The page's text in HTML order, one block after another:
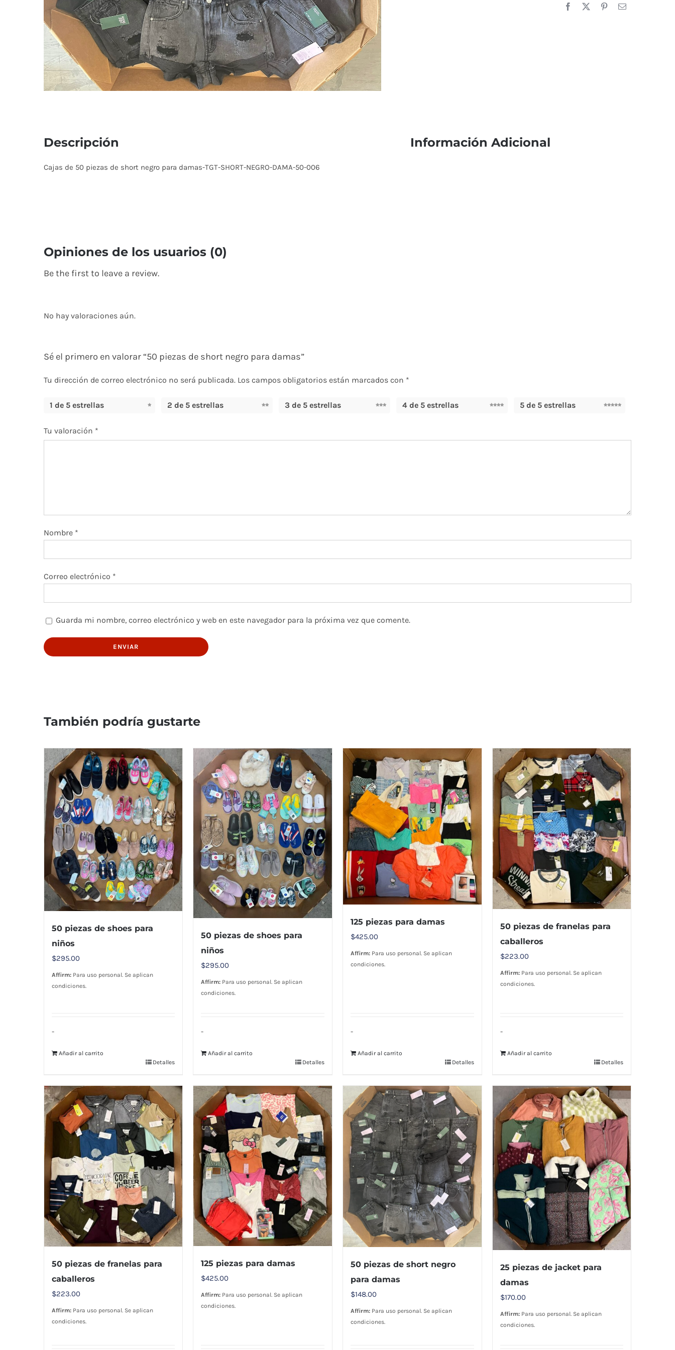
Descripción
Cajas de 50 piezas de short negro para damas-TGT-SHORT-NEGRO-DAMA-50-006
Información Adicional
Opiniones de los usuarios (0)
Be the first to leave a review.
No hay valoraciones aún.
Sé el primero en valorar “50 piezas de short negro para damas”
Tu dirección de correo electrónico no será publicada. Los campos obligatorios están marcados con *
1 de 5 estrellas 2 de 5 estrellas 3 de 5 estrellas 4 de 5 estrellas 5 de 5 estrellas
Tu valoración *
Nombre *
Correo electrónico *
Guarda mi nombre, correo electrónico y web en este navegador para la próxima vez que comente.
También podría gustarte
50 piezas de shoes para
niños
$295.00
Affirm:Para uso personal. Se aplican
condiciones.
-
Añadir al carrito
Detalles
50 piezas de shoes para
niños
$295.00
Affirm: Para uso personal. Se aplican
condiciones.
-
Añadir al carrito
Detalles
125 piezas para damas
$425.00
Affirm:Para uso personal. Se aplican
condiciones.
-
Añadir al carrito
Detalles
50 piezas de franelas para
caballeros
$223.00
Affirm:Para uso personal. Se aplican
condiciones.
-
Añadir al carrito
Detalles
50 piezas de franelas para
caballeros
$223.00
Affirm:Para uso personal. Se aplican
condiciones.
125 piezas para damas
$425.00
Affirm: Para uso personal. Se aplican
condiciones.
50 piezas de short negro
para damas
$148.00
Affirm:Para uso personal. Se aplican
condiciones.
25 piezas de jacket para
damas
$170.00
Affirm:Para uso personal. Se aplican
condiciones.